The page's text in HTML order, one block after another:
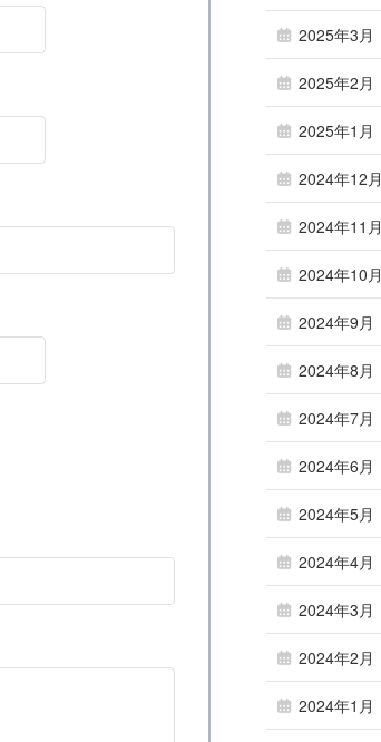
2025年3月
2025年2月
2025年1月
2024年12月
2024年11月
2024年10月
2024年9月
2024年8月
2024年7月
2024年6月
2024年5月
2024年4月
2024年3月
2024年2月
2024年1月